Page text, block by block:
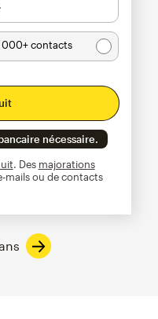
par mois†
000+ contacts
nécessaire.
. Des majorations
mails ou de contacts